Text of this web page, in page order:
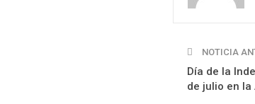
NOTICIA
Día de la
de julio en la